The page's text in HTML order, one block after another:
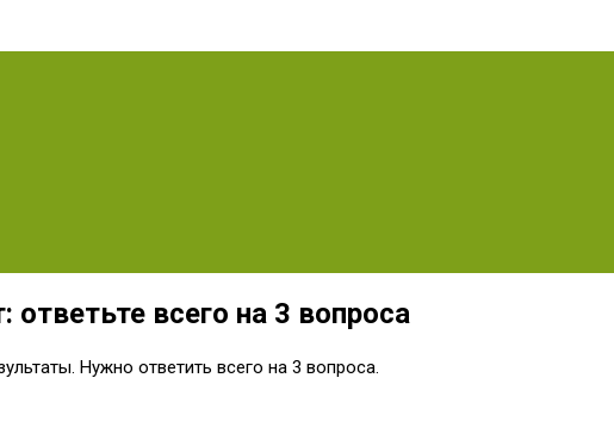
ответьте всего на 3 вопроса
Нужно ответить всего на 3 вопроса.